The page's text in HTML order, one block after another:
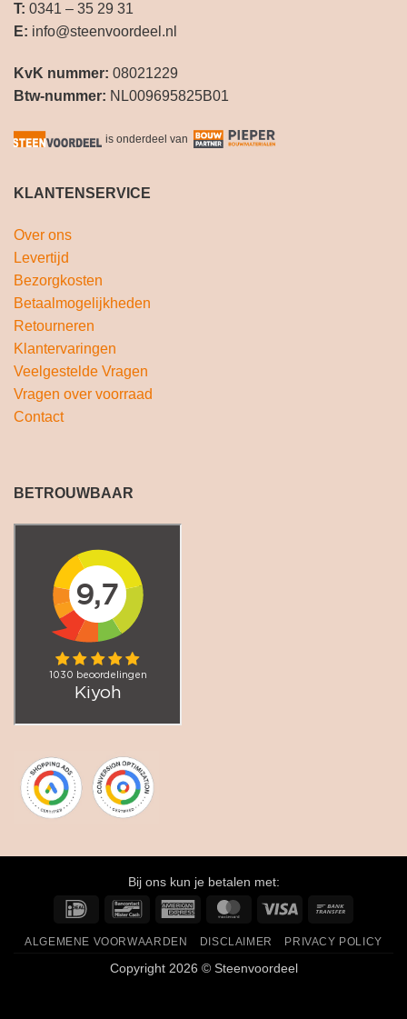
T: 0341 – 35 29 31
E: info@steenvoordeel.nl
KvK nummer: 08021229
Btw-nummer: NL009695825B01
is onderdeel van
KLANTENSERVICE
Over ons
Levertijd
Bezorgkosten
Betaalmogelijkheden
Retourneren
Klantervaringen
Veelgestelde Vragen
Vragen over voorraad
Contact
BETROUWBAAR
Bij ons kun je betalen met:
IDeal
BancontactAmerican
MasterCardVisa
ALGEMENE VOORWAARDEN DISCLAIMER PRIVACY POLICY
Copyright 2026 © Steenvoordeel